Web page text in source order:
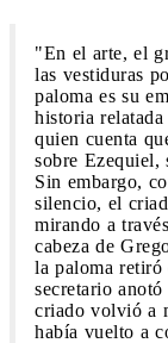
"En el arte, el
las vestiduras
paloma es su
historia
quien cuenta
sobre Ezequiel,
Sin embargo,
silencio, el
mirando a
cabeza de
la paloma
secretario
criado volvió a
había vuelto a